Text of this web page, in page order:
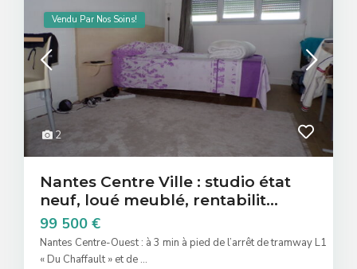
2
Vendu Par Nos Soins!
Nantes Centre Ville : studio état
neuf, loué meublé, rentabilit...
99 500 €
Nantes Centre-Ouest : à 3 min à pied de l’arrêt de tramway L1
« Du Chaffault » et de ...